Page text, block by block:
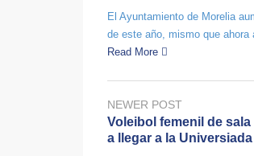
El Ayuntamiento de Morelia
de este año, mismo que ahora
Read More
NEWER POST
Voleibol femenil de
a llegar a la